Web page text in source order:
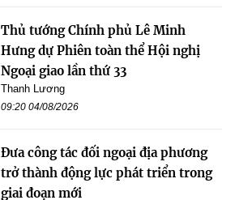
Thủ tướng Chính phủ Lê Minh
Hưng dự Phiên toàn thể Hội nghị
Ngoại giao lần thứ 33
Thanh Lương
09:20 04/08/2026
Đưa công tác đối ngoại địa phương
trở thành động lực phát triển trong
giai đoạn mới